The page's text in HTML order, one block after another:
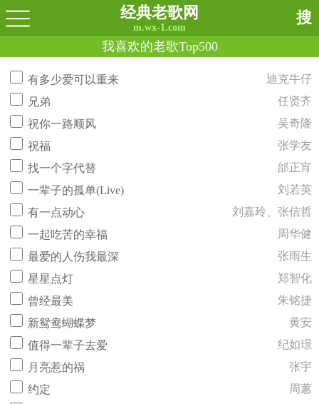
经典老歌网
m.wx-1.com
搜
我喜欢的老歌Top500
有多少爱可以重来
迪克牛仔
兄弟
任贤齐
祝你一路顺风
吴奇隆
祝福
张学友
找一个字代替
邰正宵
一辈子的孤单(Live)
刘若英
有一点动心
刘嘉玲、张信哲
一起吃苦的幸福
周华健
最爱的人伤我最深
张雨生
星星点灯
郑智化
曾经最美
朱铭捷
新鸳鸯蝴蝶梦
黄安
值得一辈子去爱
纪如璟
月亮惹的祸
张宇
约定
周蕙